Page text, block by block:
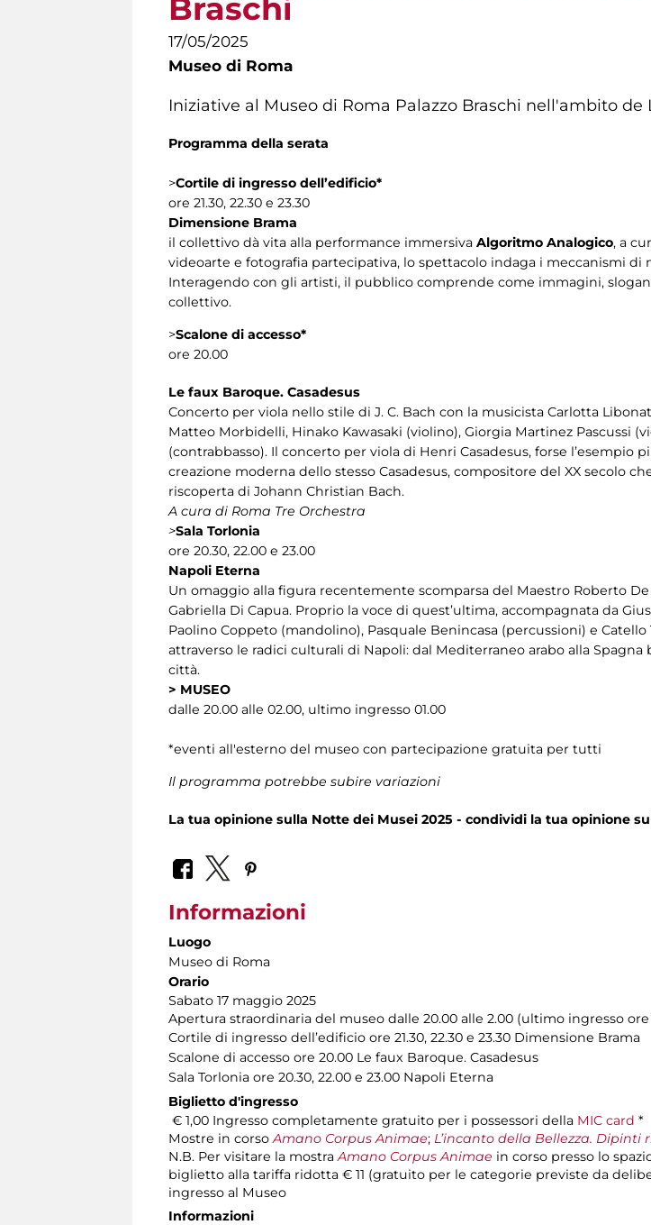
Braschi
17/05/2025
Museo di Roma
Iniziative al Museo di Roma Palazzo Braschi nell'ambito de
Programma della serata
>Cortile di ingresso dell’edificio*
ore 21.30, 22.30 e 23.30
Dimensione Brama
il collettivo dà vita alla performance immersiva Algoritmo Analogico, a
videoarte e fotografia partecipativa, lo spettacolo indaga i meccanismi di
Interagendo con gli artisti, il pubblico comprende come immagini,
collettivo.
>Scalone di accesso*
ore 20.00
Le faux Baroque. Casadesus
Concerto per viola nello stile di J. C. Bach con la musicista Carlotta
Matteo Morbidelli, Hinako Kawasaki (violino), Giorgia Martinez Pascussi
(contrabbasso). Il concerto per viola di Henri Casadesus, forse l’esempio
creazione moderna dello stesso Casadesus, compositore del XX secolo
riscoperta di Johann Christian Bach.
A cura di Roma Tre Orchestra
>Sala Torlonia
ore 20.30, 22.00 e 23.00
Napoli Eterna
Un omaggio alla figura recentemente scomparsa del Maestro Roberto
Gabriella Di Capua. Proprio la voce di quest’ultima, accompagnata da
Paolino Coppeto (mandolino), Pasquale Benincasa (percussioni) e
attraverso le radici culturali di Napoli: dal Mediterraneo arabo alla
città.
> MUSEO
dalle 20.00 alle 02.00, ultimo ingresso 01.00
*eventi all'esterno del museo con partecipazione gratuita per tutti
Il programma potrebbe subire variazioni
La tua opinione sulla Notte dei Musei 2025 - condividi la tua opinione
Informazioni
Luogo
Museo di Roma
Orario
Sabato 17 maggio 2025
Apertura straordinaria del museo dalle 20.00 alle 2.00 (ultimo ingresso ore
Cortile di ingresso dell’edificio ore 21.30, 22.30 e 23.30 Dimensione Brama
Scalone di accesso ore 20.00 Le faux Baroque. Casadesus
Sala Torlonia ore 20.30, 22.00 e 23.00 Napoli Eterna
Biglietto d'ingresso
€ 1,00 Ingresso completamente gratuito per i possessori della MIC card *
Mostre in corsoAmano Corpus Animae; L’incanto della Bellezza. Dipinti
N.B. Per visitare la mostraAmano Corpus Animae in corso presso lo
biglietto alla tariffa ridotta € 11 (gratuito per le categorie previste da
ingresso al Museo
Informazioni